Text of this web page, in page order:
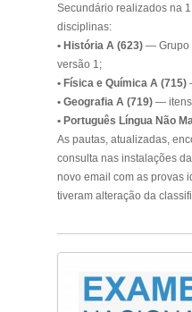
Secundário realizados na
disciplinas:
• História A (623)— Grupo
versão 1;
• Física e Química A (715)
• Geografia A (719)— itens
• Português Língua Não
As pautas, atualizadas,
consulta nas instalações
novo email com as provas
tiveram alteração da